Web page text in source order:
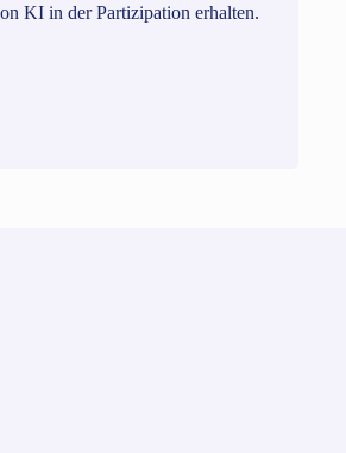
KI in der Partizipation erhalten.